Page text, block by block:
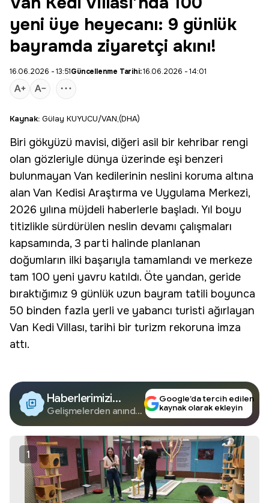
yeni üye heyecanı: 9 günlük
bayramda ziyaretçi akını!
16.06.2026 - 13:51Güncellenme Tarihi:16.06.2026 - 14:01
Kaynak: Gülay KUYUCU/VAN,(DHA)
Biri gökyüzü mavisi, diğeri asil bir kehribar rengi
olan gözleriyle dünya üzerinde eşi benzeri
bulunmayan Van kedilerinin neslini koruma altına
alan Van Kedisi Araştırma ve Uygulama Merkezi,
2026 yılına müjdeli haberlerle başladı. Yıl boyu
titizlikle sürdürülen neslin devamı çalışmaları
kapsamında, 3 parti halinde planlanan
doğumların ilki başarıyla tamamlandı ve merkeze
tam 100 yeni yavru katıldı. Öte yandan, geride
bıraktığımız 9 günlük uzun bayram tatili boyunca
50 binden fazla yerli ve yabancı turisti ağırlayan
Van Kedi Villası, tarihi bir turizm rekoruna imza
attı.
Haberlerimizi
Google'da Takip
Edin
Gelişmelerden anında
Google’da tercih edilen
kaynak olarak ekleyin
1